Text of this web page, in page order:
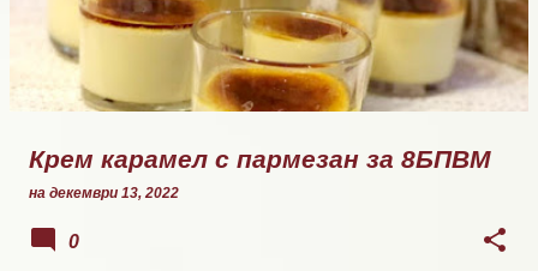
Крем карамел с пармезан за 8БПВМ
на декември 13, 2022
0